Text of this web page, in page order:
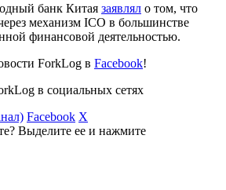
банк Китая заявлял о том, что
механизм ICO в большинстве
финансовой деятельностью.
ForkLog в Facebook!
в социальных сетях
Facebook X
Выделите ее и нажмите